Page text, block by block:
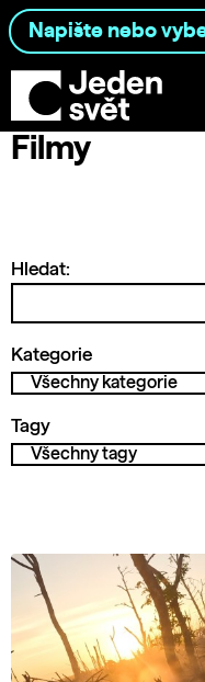
Filmy
Hledat:
Kategorie
Tagy